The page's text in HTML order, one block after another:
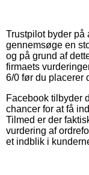
Trustpilot byder på
gennemsøge en
og på grund af
firmaets
6/0 før du placerer
Facebook tilbyder
chancer for at få
Tilmed er der
vurdering af
et indblik i